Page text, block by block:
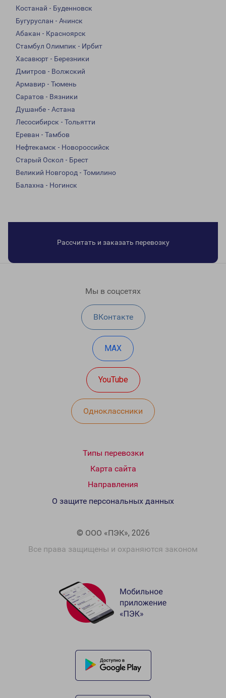
Костанай - Буденновск
Бугуруслан - Ачинск
Абакан - Красноярск
Стамбул Олимпик - Ирбит
Хасавюрт - Березники
Дмитров - Волжский
Армавир - Тюмень
Саратов - Вязники
Душанбе - Астана
Лесосибирск - Тольятти
Ереван - Тамбов
Нефтекамск - Новороссийск
Старый Оскол - Брест
Великий Новгород - Томилино
Балахна - Ногинск
Рассчитать и заказать перевозку
Мы в соцсетях
ВКонтакте
MAX
YouTube
Одноклассники
Типы перевозки
Карта сайта
Направления
© ООО «ПЭК», 2026
Все права защищены и охраняются законом
О защите персональных данных